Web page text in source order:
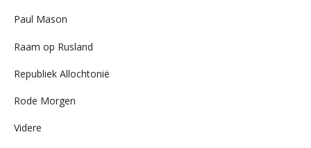
Paul Mason
Raam op Rusland
Republiek Allochtonië
Rode Morgen
Videre